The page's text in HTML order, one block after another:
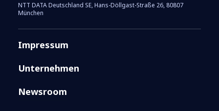
NTT DATA Deutschland SE, Hans-Döllgast-Straße 26, 80807
München
Impressum
Unternehmen
Newsroom